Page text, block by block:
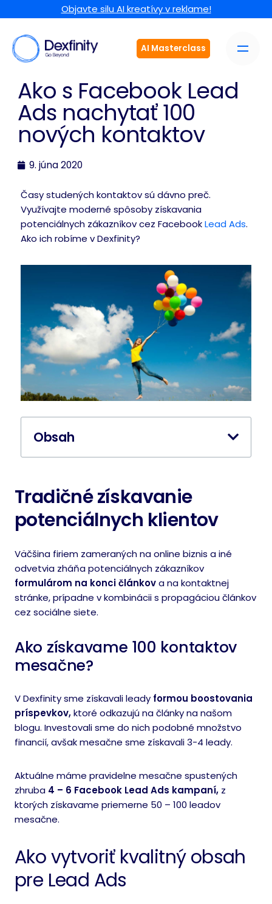
Objavte silu AI kreatívy v reklame!
AI Masterclass
Ako s Facebook Lead
Ads nachytať 100
nových kontaktov
9. júna 2020
Časy studených kontaktov sú dávno preč.
Využívajte moderné spôsoby získavania
potenciálnych zákazníkov cez FacebookLeadAds.
Ako ich robíme v Dexfinity?
Obsah
Tradičné získavanie
potenciálnych klientov
Väčšina firiem zameraných na online biznis a iné
odvetvia zháňa potenciálnych zákazníkov
formulárom na konci článkova na kontaktnej
stránke, prípadne v kombinácii s propagáciou článkov
cez sociálne siete.
Ako získavame 100 kontaktov
mesačne?
V Dexfinity sme získavali leady formou boostovania
príspevkov,ktoré odkazujú na články na našom
blogu. Investovali sme do nich podobné množstvo
financií, avšakmesačne sme získavali 3-4 leady.
Aktuálne máme pravidelne mesačne spustených
zhruba 4 – 6 Facebook Lead Ads kampaní, z
ktorých získavame priemerne 50 – 100 leadov
mesačne.
Ako vytvoriť kvalitný obsah
pre Lead Ads